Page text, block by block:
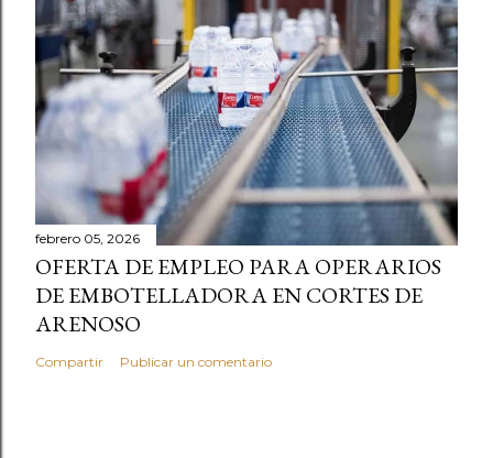
febrero 05, 2026
OFERTA DE EMPLEO PARA OPERARIOS
DE EMBOTELLADORA EN CORTES DE
ARENOSO
Compartir Publicar un comentario